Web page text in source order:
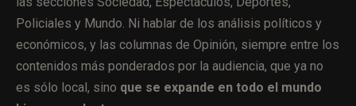
Policiales y Mundo. Ni hablar de los análisis políticos y
económicos, y las columnas de Opinión, siempre entre los
contenidos más ponderados por la audiencia, que ya no
es sólo local, sino que se expande en todo el mundo